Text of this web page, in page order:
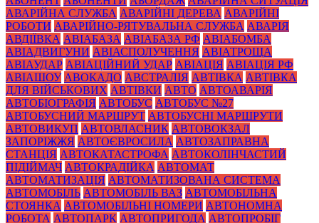
АВАРІЙНА СЛУЖБА АВАРІЙНІ ДЕРЕВА АВАРІЙНІ
РОБОТИ АВАРІЙНО-РЯТУВАЛЬНА СЛУЖБА АВАРІЯ
АВДІЇВКА АВІАБАЗА АВІАБАЗА РФ АВІАБОМБА
АВІАДВИГУНИ АВІАСПОЛУЧЕННЯ АВІАТРОЩА
АВІАУДАР АВІАЦІЙНИЙ УДАР АВІАЦІЯ АВІАЦІЯ РФ
АВІАШОУ АВОКАДО АВСТРАЛІЯ АВТІВКА АВТІВКА
ДЛЯ ВІЙСЬКОВИХ АВТІВКИ АВТО АВТОАВАРІЯ
АВТОБІОГРАФІЯ АВТОБУС АВТОБУС №27
АВТОБУСНИЙ МАРШРУТ АВТОБУСНІ МАРШРУТИ
АВТОВИКУП АВТОВЛАСНИК АВТОВОКЗАЛ
ЗАПОРІЖЖЯ АВТОЄВРОСИЛА АВТОЗАПРАВНА
СТАНЦІЯ АВТОКАТАСТРОФА АВТОКОЛІНЧАСТИЙ
ПІДІЙМАЧ АВТОКРАДІЙКА АВТОМАТ
АВТОМАТИЗАЦІЯ АВТОМАТИЗОВАНА СИСТЕМА
АВТОМОБІЛЬ АВТОМОБІЛЬ ВАЗ АВТОМОБІЛЬНА
СТОЯНКА АВТОМОБІЛЬНІ НОМЕРИ АВТОНОМНА
РОБОТА АВТОПАРК АВТОПРИГОДА АВТОПРОБІГ